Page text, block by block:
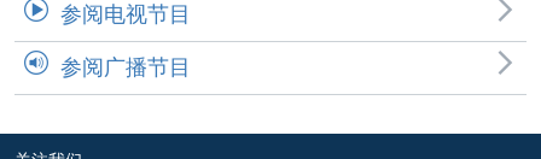
参阅电视节目
参阅广播节目